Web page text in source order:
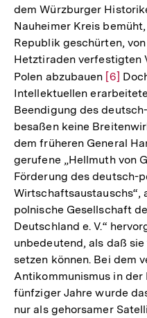
dem Würzburger
Nauheimer Kreis
Republik geschürten,
Hetztiraden verfestigten
Polen abzubauen Zur
der
[6]
Intellektuellen
Beendigung des
besaßen keine
dem früheren General
gerufene „Hellmuth von
Förderung des deutsch-
Wirtschaftsaustauschs“,
polnische Gesellschaft
Deutschland e. V.“
unbedeutend, als daß
setzen können. Bei dem
Antikommunismus in
fünfziger Jahre wurde
nur als gehorsamer